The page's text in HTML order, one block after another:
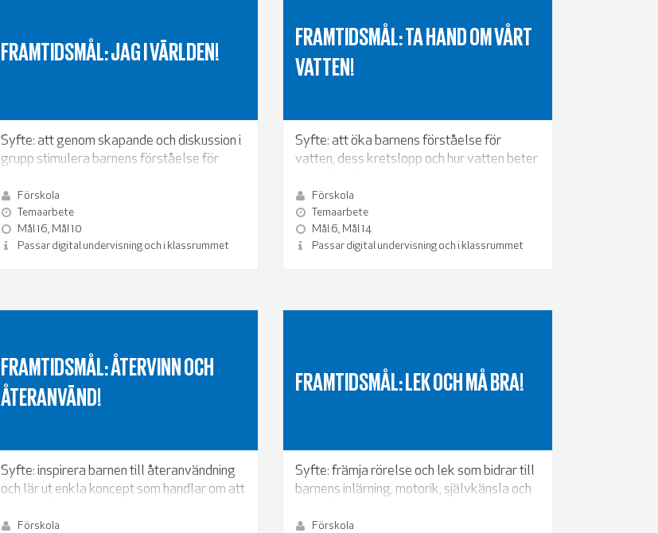
FRAMTIDSMÅL: JAG I VÄRLDEN!
Syfte: att genom skapande och diskussion i
grupp stimulera barnens förståelse för
förhållanden i världen.
Förskola
Temaarbete
Mål 16, Mål 10
Passar digital undervisning och i klassrummet
FRAMTIDSMÅL: TA HAND OM VÅRT
VATTEN!
Syfte: att öka barnens förståelse för
vatten, dess kretslopp och hur vatten beter
Förskola
Temaarbete
Mål 6, Mål 14
Passar digital undervisning och i klassrummet
FRAMTIDSMÅL: ÅTERVINN OCH
ÅTERANVÄND!
Syfte: inspirera barnen till återanvändning
och lär ut enkla koncept som handlar om att
Förskola
FRAMTIDSMÅL: LEK OCH MÅ BRA!
Syfte: främja rörelse och lek som bidrar till
barnens inlärning, motorik, självkänsla och
Förskola